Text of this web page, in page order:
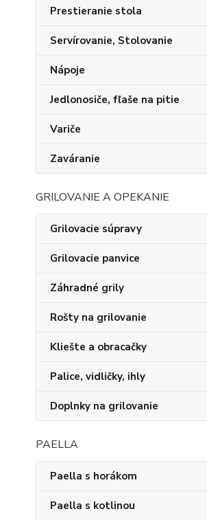
Prestieranie stola
Servírovanie, Stolovanie
Nápoje
Jedlonosiče, fľaše na pitie
Variče
Zaváranie
GRILOVANIE A OPEKANIE
Grilovacie súpravy
Grilovacie panvice
Záhradné grily
Rošty na grilovanie
Kliešte a obracačky
Palice, vidličky, ihly
Doplnky na grilovanie
PAELLA
Paella s horákom
Paella s kotlinou